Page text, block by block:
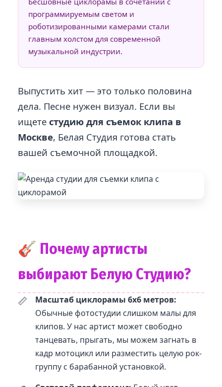
программируемым светом и
роботизированными камерами стали
главным холстом для современной
музыкальной индустрии.
Выпустить хит — это только половина
дела. Песне нужен визуал. Если вы
ищете студию для съемок клипа в
Москве, Белая Студия готова стать
вашей съемочной площадкой.
🎸 Почему артисты
выбирают Белую Студию?
📏
Масштаб циклорамы 6х6 метров:
Обычные фотостудии слишком малы для
клипов. У нас артист может свободно
танцевать, прыгать, мы можем загнать в
кадр мотоцикл или разместить целую рок-
группу с барабанной установкой.